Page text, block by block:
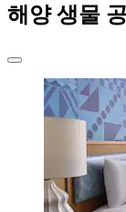
해양 생물